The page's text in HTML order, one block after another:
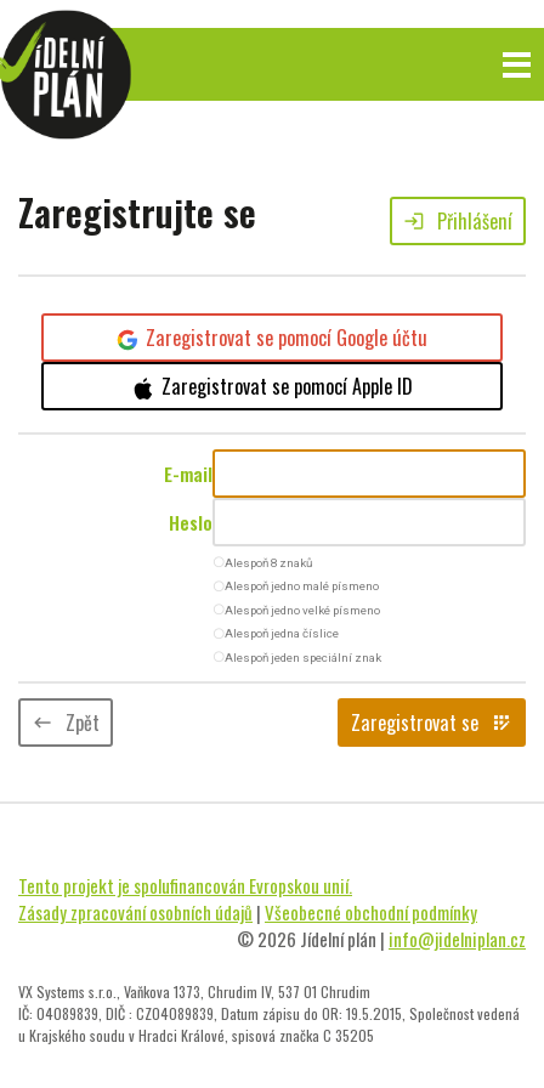
Zaregistrujte se login Přihlášení
Zaregistrovat se pomocí Google účtu
Zaregistrovat se pomocí Apple ID
E-mail
Heslo
radio_button_uncheckedAlespoň 8 znaků
radio_button_uncheckedAlespoň jedno malé písmeno
radio_button_uncheckedAlespoň jedno velké písmeno
radio_button_uncheckedAlespoň jedna číslice
radio_button_uncheckedAlespoň jeden speciální znak
keyboard_backspace Zpět Zaregistrovat se app_registration
Tento projekt je spolufinancován Evropskou unií.
Zásady zpracování osobních údajů |Všeobecné obchodní podmínky
© 2026 Jídelní plán | info@jidelniplan.cz
VX Systems s.r.o., Vaňkova 1373, Chrudim IV, 537 01 Chrudim
IČ: 04089839, DIČ : CZ04089839, Datum zápisu do OR: 19.5.2015, Společnost vedená
u Krajského soudu v Hradci Králové, spisová značka C 35205